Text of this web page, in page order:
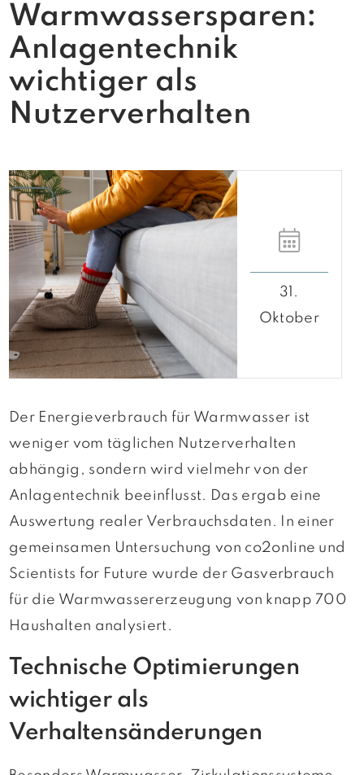
Warmwassersparen:
Anlagentechnik
wichtiger als
Nutzerverhalten
31.
Oktober
Der Energieverbrauch für Warmwasser ist
weniger vom täglichen Nutzerverhalten
abhängig, sondern wird vielmehr von der
Anlagentechnik beeinflusst. Das ergab eine
Auswertung realer Verbrauchsdaten. In einer
gemeinsamen Untersuchung von co2online und
Scientists for Future wurde der Gasverbrauch
für die Warmwassererzeugung von knapp 700
Haushalten analysiert.
Technische Optimierungen
wichtiger als
Verhaltensänderungen